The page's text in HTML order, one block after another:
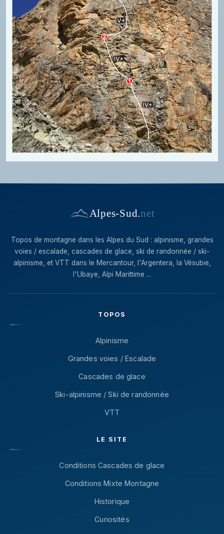
Alpes-Sud.net
Topos de montagne dans les Alpes du Sud : alpinisme, grandes
voies / escalade, cascades de glace, ski de randonnée / ski-
alpinisme, et VTT dans le Mercantour, l'Argentera, la Vésubie,
l'Ubaye, Alpi Marittime ...
TOPOS
Alpinisme
Grandes voies / Escalade
Cascades de glace
Ski-alpinisme / Ski de randonnée
VTT
LE SITE
Conditions Cascades de glace
Conditions Mixte Montagne
Historique
Curiosités